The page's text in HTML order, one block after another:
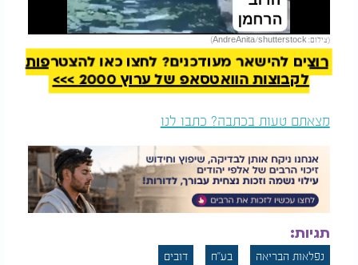
Video
(צילום: AndreAnita/shutterstock)
להמשך קריאה
רוצים להישאר מעודכנים? לחצו כאן להצטרפות
לקבוצות הוואטסאפ של ערוץ 2000 >>>
מצאתם טעות בכתבה? כתבו לנו
תגיות:
נפלאות הבריאה בע"ח דובים